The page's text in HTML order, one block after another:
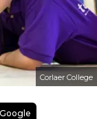
Corlaer College